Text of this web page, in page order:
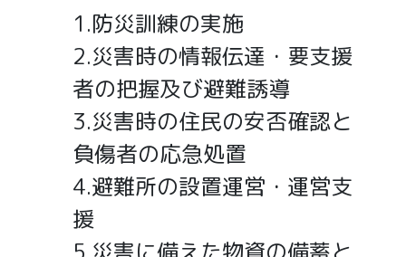
1.防災訓練の実施
2.災害時の情報伝達・要支援
者の把握及び避難誘導
3.災害時の住民の安否確認と
負傷者の応急処置
4.避難所の設置運営・運営支
援